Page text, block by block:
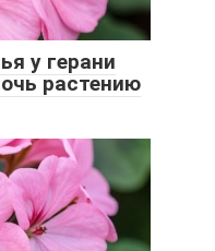
у герани
растению